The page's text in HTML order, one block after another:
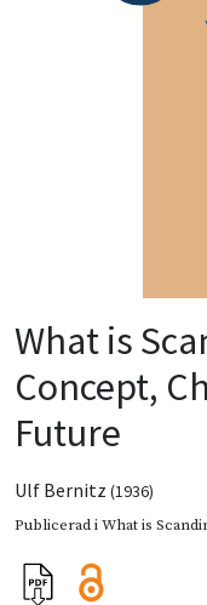
What is
Concept,
Future
Ulf Bernitz (1936)
Publicerad iWhat is